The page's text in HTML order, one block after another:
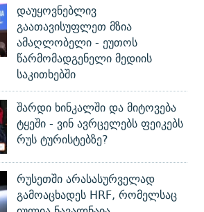
დაუყოვნებლივ
გაათავისუფლეთ მზია
ამაღლობელი - ეუთოს
წარმომადგენელი მედიის
საკითხებში
შარდი ხინკალში და მიტოვება
ტყეში - ვინ ავრცელებს ფეიკებს
რუს ტურისტებზე?
რუსეთში არასასურველად
გამოაცხადეს HRF, რომელსაც